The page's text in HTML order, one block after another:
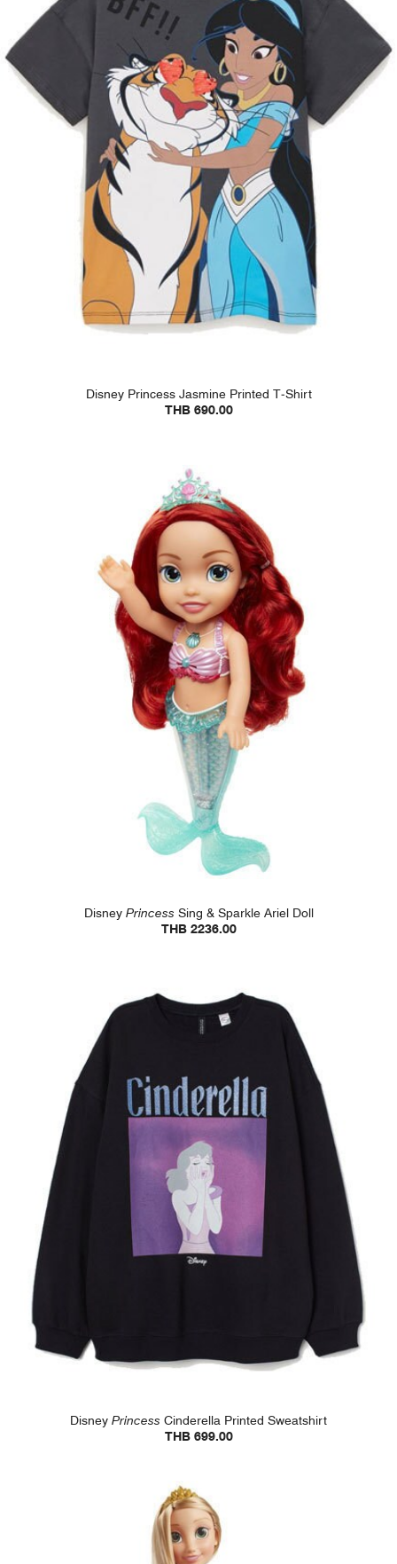
Disney Princess Jasmine Printed T-Shirt
THB 690.00
DisneyPrincess Sing & Sparkle Ariel Doll
THB 2236.00
DisneyPrincess Cinderella Printed Sweatshirt
THB 699.00